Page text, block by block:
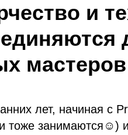
и
лет, начиная с
тоже занимаются☺️) и